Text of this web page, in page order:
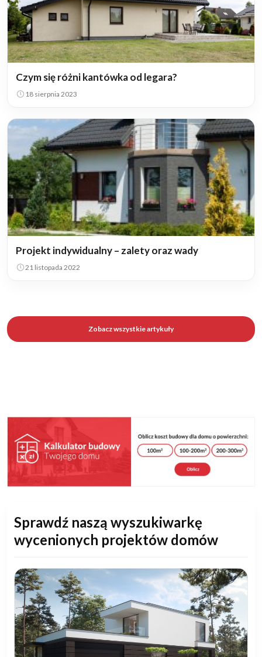
Czym się różni kantówka od legara?
18 sierpnia 2023
Projekt indywidualny – zalety oraz wady
21 listopada 2022
Zobacz wszystkie artykuły
Sprawdź naszą wyszukiwarkę
wycenionych projektów domów